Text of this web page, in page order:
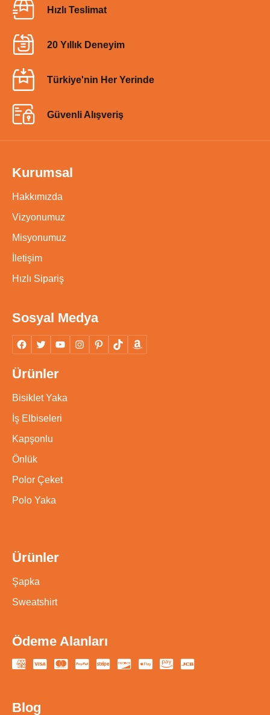
Hızlı Teslimat
20 Yıllık Deneyim
Türkiye'nin Her Yerinde
Güvenli Alışveriş
Kurumsal
Hakkımızda
Vizyonumuz
Misyonumuz
İletişim
Hızlı Sipariş
Sosyal Medya
Ürünler
Bisiklet Yaka
İş Elbiseleri
Kapşonlu
Önlük
Polor Çeket
Polo Yaka
Ürünler
Şapka
Sweatshirt
Ödeme Alanları
Blog